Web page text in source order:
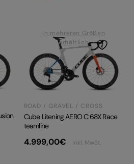
In mehreren Größen
erhältlich
ROAD / GRAVEL / CROSS
Cube Litening AERO C:68X Race
teamline
4.999,00€ inkl. MwSt.